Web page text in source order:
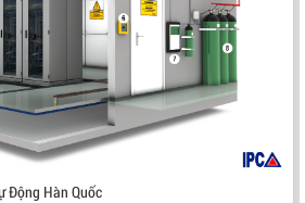
Động Hàn Quốc